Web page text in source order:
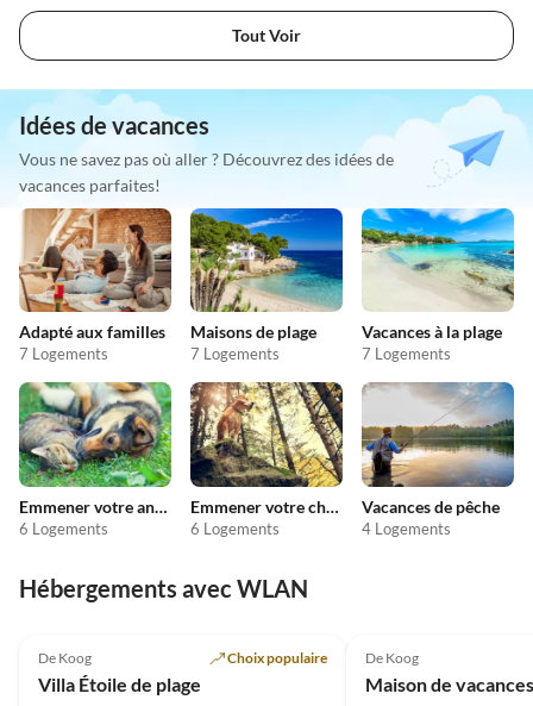
Tout Voir
Idées de vacances
Vous ne savez pas où aller ? Découvrez des idées de
vacances parfaites!
Adapté aux familles
7 Logements
Maisons de plage
7 Logements
Vacances à la plage
7 Logements
Emmener votre animal en vacances
6 Logements
Emmener votre chien en vacances
6 Logements
Vacances de pêche
4 Logements
Hébergements avec WLAN
De Koog Choix populaire
Villa Étoile de plage
De Koog
Maison de